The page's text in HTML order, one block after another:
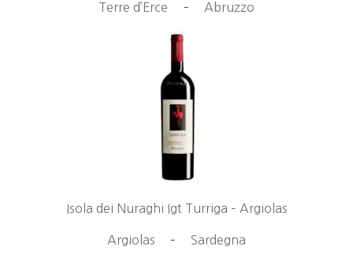
Terre d’Erce – Abruzzo
Isola dei Nuraghi Igt Turriga – Argiolas
Argiolas – Sardegna